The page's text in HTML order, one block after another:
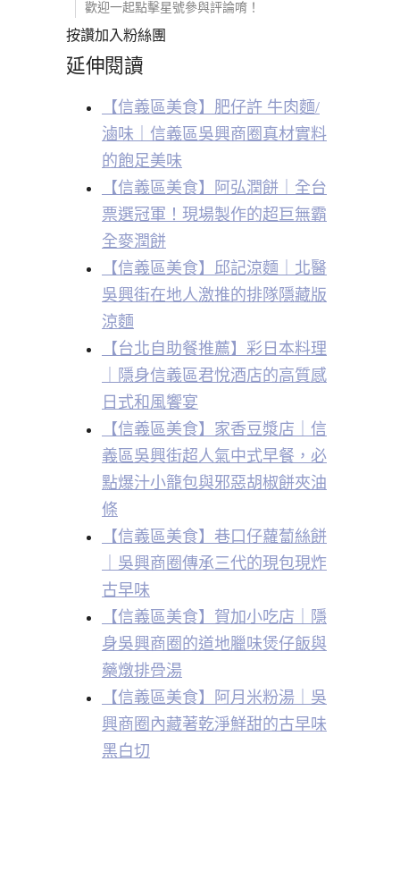
歡迎一起點擊星號參與評論唷！
按讚加入粉絲團
延伸閱讀
【信義區美食】肥仔許 牛肉麵/
滷味｜信義區吳興商圈真材實料
的飽足美味
【信義區美食】阿弘潤餅｜全台
票選冠軍！現場製作的超巨無霸
全麥潤餅
【信義區美食】邱記涼麵｜北醫
吳興街在地人激推的排隊隱藏版
涼麵
【台北自助餐推薦】彩日本料理
｜隱身信義區君悅酒店的高質感
日式和風饗宴
【信義區美食】家香豆漿店｜信
義區吳興街超人氣中式早餐，必
點爆汁小籠包與邪惡胡椒餅夾油
條
【信義區美食】巷口仔蘿蔔絲餅
｜吳興商圈傳承三代的現包現炸
古早味
【信義區美食】賀加小吃店｜隱
身吳興商圈的道地臘味煲仔飯與
藥燉排骨湯
【信義區美食】阿月米粉湯｜吳
興商圈內藏著乾淨鮮甜的古早味
黑白切